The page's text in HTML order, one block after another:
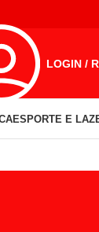
LOGIN /
ESPORTE E